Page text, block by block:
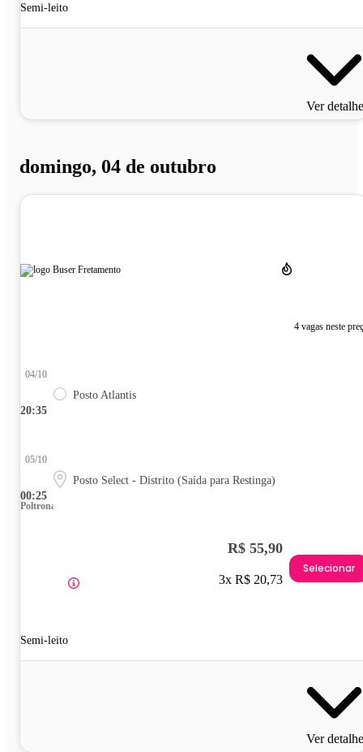
Semi-leito
Ver
domingo, 04 de outubro
4 vagas neste
20:35
04/10
Posto Atlantis
00:25
05/10
Posto Select - Distrito (Saída para Restinga)
Poltrona
Semi-leito
R$ 55,90
3x R$ 20,73
Selecionar
Ver